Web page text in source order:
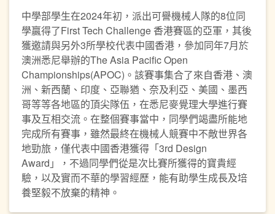
中學部學生在2024年初，派出可譽機械人隊的8位同
學贏得了First Tech Challenge 香港賽區的亞軍，其後
獲邀請與另外3所學校代表中國香港，參加同年7月於
澳洲悉尼舉辦的The Asia Pacific Open
Championships(APOC)。該賽事集合了來自香港、澳
洲、新西蘭、印度、亞聯猶、奈及利亞、美國、墨西
哥等等各地區的頂尖隊伍，在悉尼麥覺理大學進行賽
事及互相交流。在整個賽事當中，同學們竭盡所能地
完成所有賽事，雖然最終在機械人競賽中不敵世界各
地勁旅，僅代表中國香港獲得「3rd Design
Award」，不過同學們從是次比賽所獲得的寶貴經
驗，以及實而不華的學習經歷，能有助學生成長及培
養堅毅不放棄的精神。